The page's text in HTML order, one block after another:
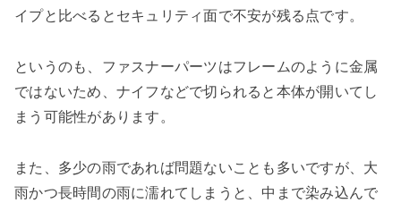
イプと比べるとセキュリティ面で不安が残る点です。
というのも、ファスナーパーツはフレームのように金属
ではないため、ナイフなどで切られると本体が開いてし
まう可能性があります。
また、多少の雨であれば問題ないことも多いですが、大
雨かつ長時間の雨に濡れてしまうと、中まで染み込んで